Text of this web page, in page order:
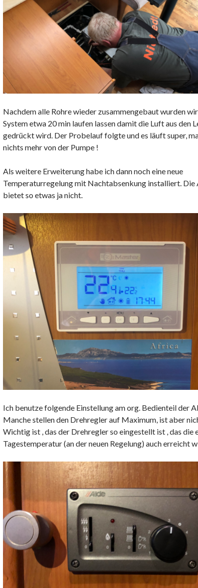
Nachdem alle Rohre wieder zusammengebaut wurden
System etwa 20 min laufen lassen damit die Luft aus den
gedrückt wird. Der Probelauf folgte und es läuft super,
nichts mehr von der Pumpe !
Als weitere Erweiterung habe ich dann noch eine neue
Temperaturregelung mit Nachtabsenkung installiert. Die
bietet so etwas ja nicht.
Ich benutze folgende Einstellung am org. Bedienteil der
Manche stellen den Drehregler auf Maximum, ist aber
Wichtig ist , das der Drehregler so eingestellt ist , das die
Tagestemperatur (an der neuen Regelung) auch erreicht